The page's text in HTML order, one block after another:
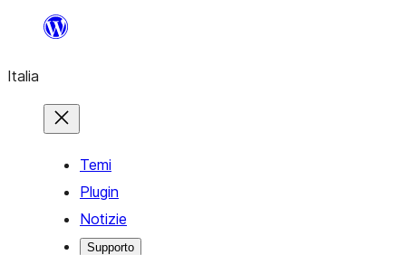
contenuto
Italia
Temi
Plugin
Notizie
Supporto